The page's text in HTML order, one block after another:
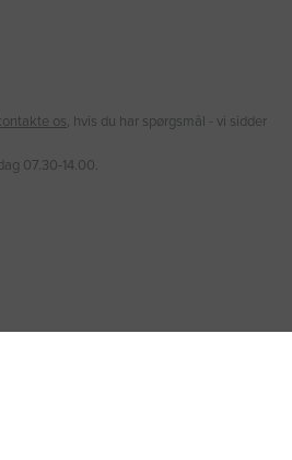
os, hvis du har spørgsmål - vi sidder
07.30-14.00.